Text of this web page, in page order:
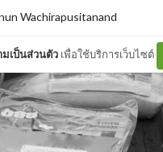
เป็นส่วนตัว เพื่อใช้บริการเว็บไซต์
Wachirapusitanand